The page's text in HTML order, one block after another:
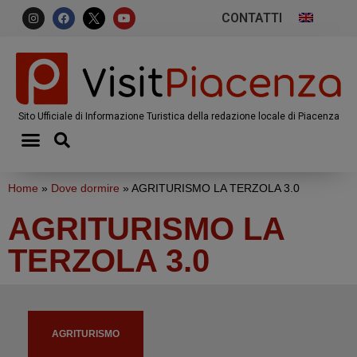
CONTATTI
Sito Ufficiale di Informazione Turistica della redazione locale di Piacenza
Home » Dove dormire » AGRITURISMO LA TERZOLA 3.0
AGRITURISMO LA
TERZOLA 3.0
AGRITURISMO